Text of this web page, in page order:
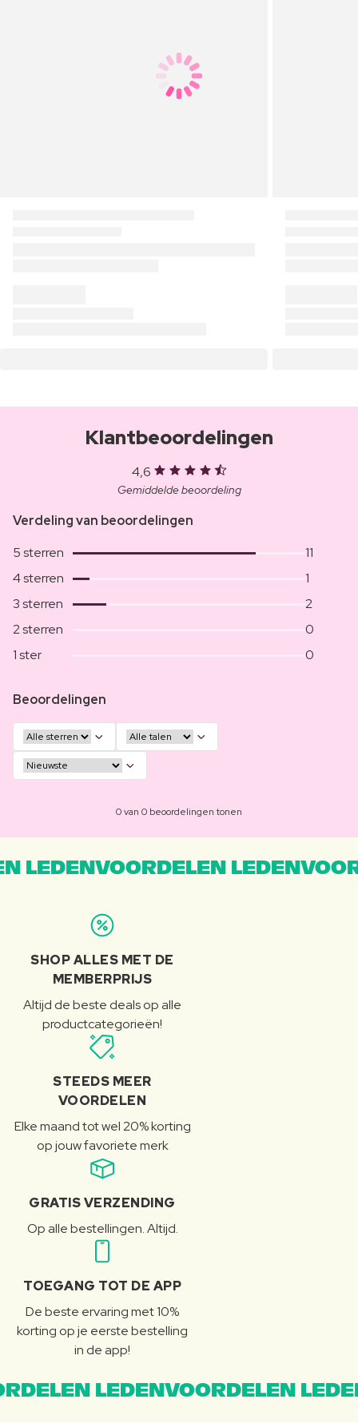
Klantbeoordelingen
4,6
Gemiddelde beoordeling
Verdeling van beoordelingen
5 sterren
11
4 sterren
1
3 sterren
2
2 sterren
0
1 ster
0
Beoordelingen
0 van 0 beoordelingen tonen
LEDENVOORDELEN
SHOP ALLES MET DE
MEMBERPRIJS
Altijd de beste deals op alle
productcategorieën!
STEEDS MEER
VOORDELEN
Elke maand tot wel 20% korting
op jouw favoriete merk
GRATIS VERZENDING
Op alle bestellingen. Altijd.
TOEGANG TOT DE APP
De beste ervaring met 10%
korting op je eerste bestelling
in de app!
LEDENVOORDELEN